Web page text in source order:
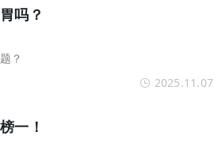
吗？
？
2025.11.07
一！